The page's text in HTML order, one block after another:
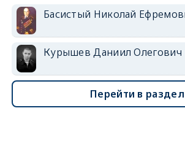
Басистый Николай
Курышев Даниил Олегович
Перейти в раздел